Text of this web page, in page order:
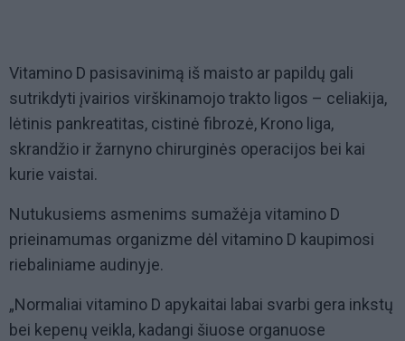
Vitamino D pasisavinimą iš maisto ar papildų gali
sutrikdyti įvairios virškinamojo trakto ligos – celiakija,
lėtinis pankreatitas, cistinė fibrozė, Krono liga,
skrandžio ir žarnyno chirurginės operacijos bei kai
kurie vaistai.
Nutukusiems asmenims sumažėja vitamino D
prieinamumas organizme dėl vitamino D kaupimosi
riebaliniame audinyje.
„Normaliai vitamino D apykaitai labai svarbi gera inkstų
bei kepenų veikla, kadangi šiuose organuose